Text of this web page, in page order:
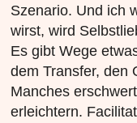
Szenario. Und ich
wirst, wird
Es gibt Wege
dem Transfer, den
Manches
erleichtern.